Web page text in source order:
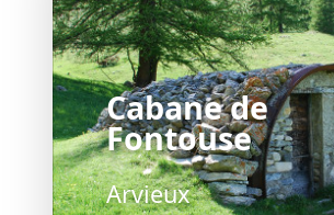
Cabane de
Fontouse
Arvieux